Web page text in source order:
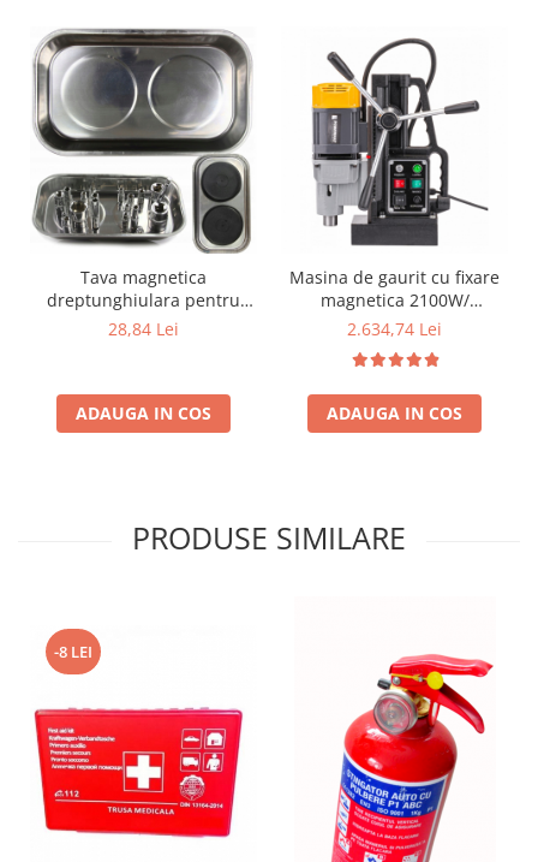
Tava magnetica
dreptunghiulara pentru
atelier Pro 237x136x28 mm
28,84 Lei
ADAUGA IN COS
Masina de gaurit cu fixare
magnetica 2100W/
bormasina electrica PM-
2.634,74 Lei
ADAUGA IN COS
PRODUSE SIMILARE
-8 LEI